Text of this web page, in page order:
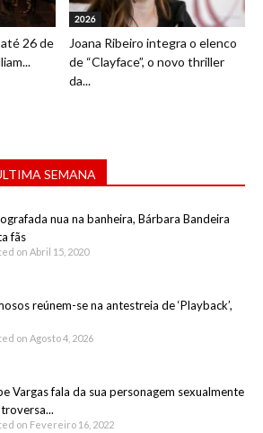
26 de
2026
Joana Ribeiro integra o elenco
de “Clayface”, o novo thriller
da...
SEMANA
nua na banheira, Bárbara Bandeira
fãs
on Abril 15, 2020
reúnem-se na antestreia de ‘Playback’,
on Agosto 4, 2026
Vargas fala da sua personagem sexualmente
on Fevereiro 16, 2022